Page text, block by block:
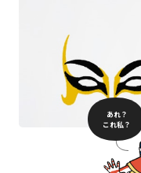
あれ？
これ私？